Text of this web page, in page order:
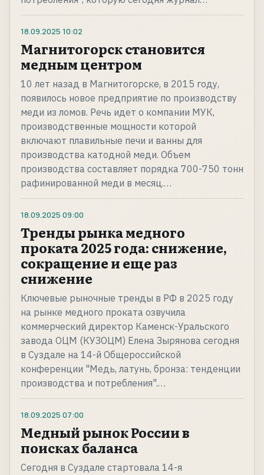
18.09.2025 10:02
Магнитогорск становится
медным центром
10 лет назад в Магнитогорске, в 2015 году,
появилось новое предприятие по производству
меди из ломов. Речь идет о компании МУК,
производственные мощности которой
включают плавильные печи и ванны для
производства катодной меди. Объем
производства составляет порядка 700-750 тонн
рафинированной меди в месяц.…
18.09.2025 09:00
Тренды рынка медного
проката 2025 года: снижение,
сокращение и еще раз
снижение
Ключевые рыночные тренды в РФ в 2025 году
на рынке медного проката озвучила
коммерческий директор Каменск-Уральского
завода ОЦМ (КУЗОЦМ) Елена Зырянова сегодня
в Суздале на 14-й Общероссийской
конференции "Медь, латунь, бронза: тенденции
производства и потребления".…
18.09.2025 07:00
Медный рынок России в
поисках баланса
Сегодня в Суздале стартовала 14-я